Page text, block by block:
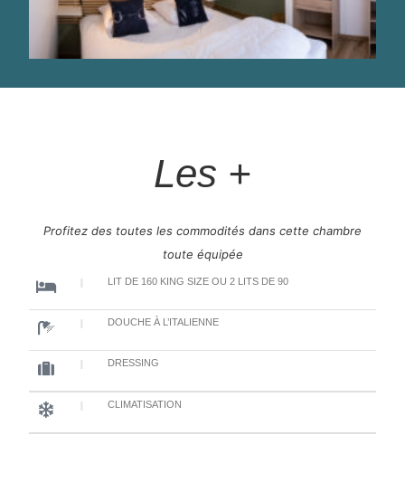
Les +
Profitez des toutes les commodités dans cette chambre
toute équipée
LIT DE 160 KING SIZE OU 2 LITS DE 90
DOUCHE À L’ITALIENNE
DRESSING
CLIMATISATION